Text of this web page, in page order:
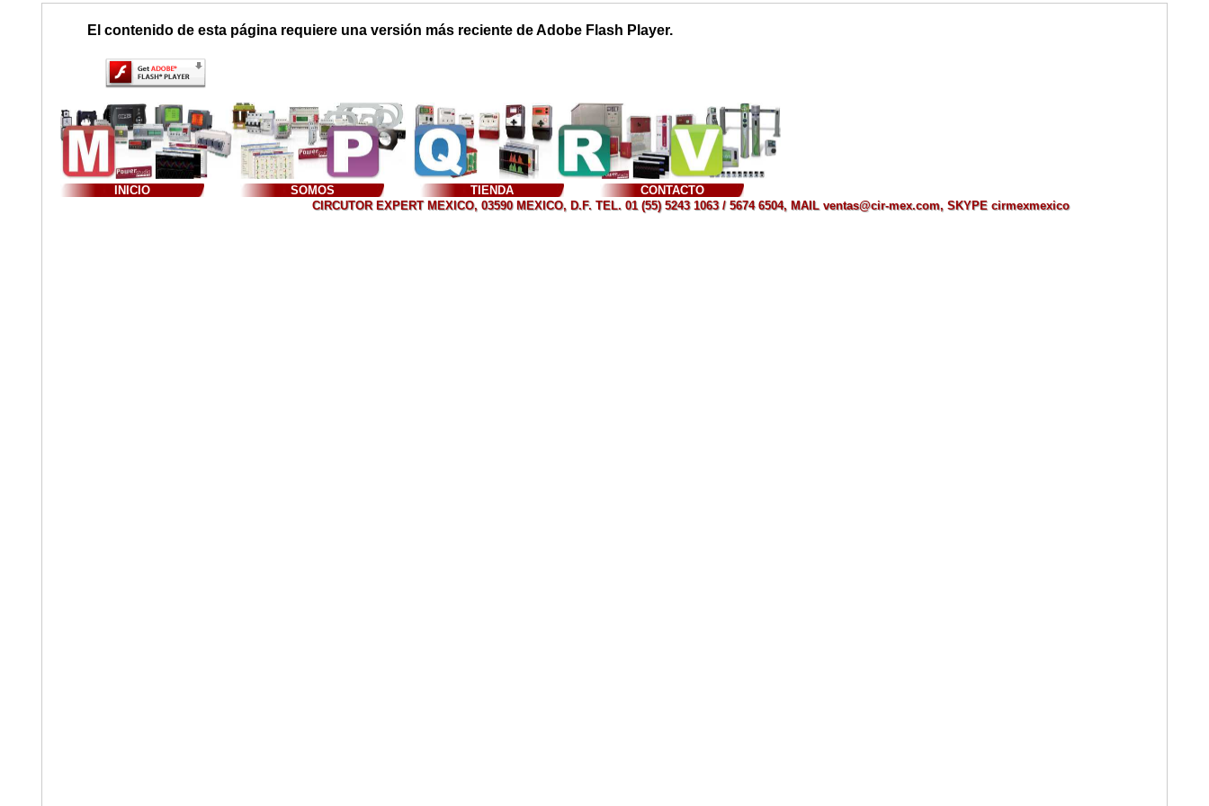
El contenido de esta página requiere una versión más reciente de Adobe Flash Player.
INICIO SOMOS TIENDA
CONTACTO
CIRCUTOR EXPERT MEXICO, 03590 MEXICO, D.F. TEL. 01 (55) 5243 1063 / 5674 6504, MAIL ventas@cir-mex.com, SKYPE cirmexmexico